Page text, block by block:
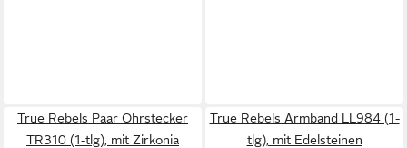
True Rebels Paar Ohrstecker
TR310 (1-tlg), mit Zirkonia
True Rebels Armband LL984 (1-
tlg), mit Edelsteinen